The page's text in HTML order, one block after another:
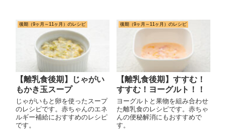
後期（9ヶ月～11ヶ月）のレシピ
【離乳食後期】じゃがい
もかき玉スープ
じゃがいもと卵を使ったスープ
のレシピです。赤ちゃんのエネ
ルギー補給におすすめのレシピ
です。
後期（9ヶ月～11ヶ月）のレシピ
【離乳食後期】すすむ！
すすむ！ヨーグルト！！
ヨーグルトと果物を組み合わせ
た離乳食のレシピです。赤ちゃ
んの便秘解消にもおすすめで
す。